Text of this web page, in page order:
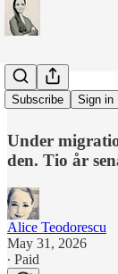
Subscribe Sign in
Under
den. Tio år
Alice Teodorescu
May 31, 2026
∙ Paid